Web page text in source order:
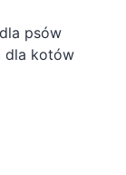
psów
dla kotów